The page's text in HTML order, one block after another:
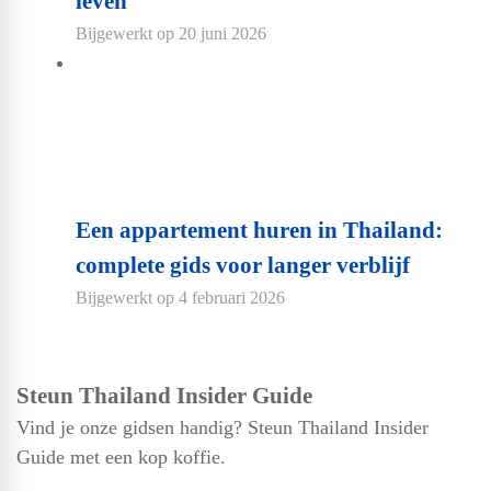
Bijgewerkt op 20 juni 2026
Een appartement huren in Thailand:
complete gids voor langer verblijf
Bijgewerkt op 4 februari 2026
Steun Thailand Insider Guide
Vind je onze gidsen handig? Steun Thailand Insider
Guide met een kop koffie.